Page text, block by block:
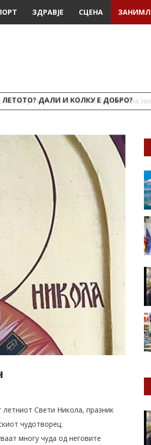
ЗДРАВЈЕ СЦЕНА
ДАЛИ И КОЛКУ Е ДОБРО?
Свети Никола, празник
чудотворец.
многу чуда од неговите